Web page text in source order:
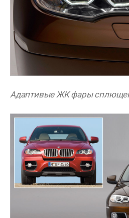
Адаптивые ЖК фары